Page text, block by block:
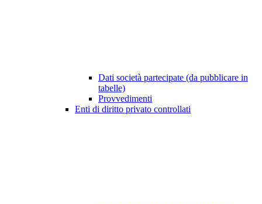
Dati società partecipate (da pubblicare in
tabelle)
Provvedimenti
Enti di diritto privato controllati